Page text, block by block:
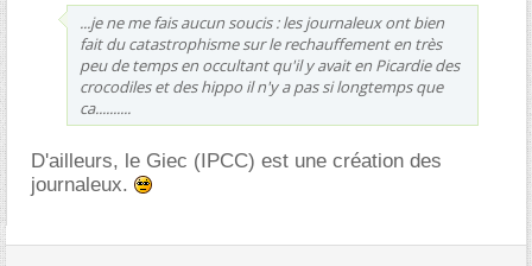
...je ne me fais aucun soucis : les journaleux ont bien
fait du catastrophisme sur le rechauffement en très
peu de temps en occultant qu'il y avait en Picardie des
crocodiles et des hippo il n'y a pas si longtemps que
ca..........
D'ailleurs, le Giec (IPCC) est une création des
journaleux.